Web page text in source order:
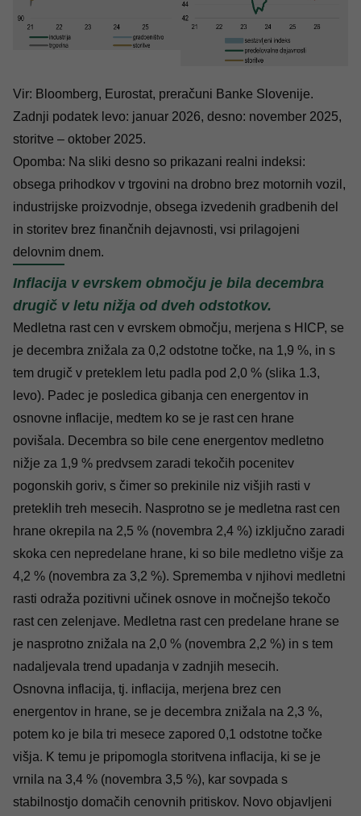
Vir: Bloomberg, Eurostat, preračuni Banke Slovenije.
Zadnji podatek levo: januar 2026, desno: november 2025,
storitve – oktober 2025.
Opomba: Na sliki desno so prikazani realni indeksi:
obsega prihodkov v trgovini na drobno brez motornih vozil,
industrijske proizvodnje, obsega izvedenih gradbenih del
in storitev brez finančnih dejavnosti, vsi prilagojeni
delovnim dnem.
Inflacija v evrskem območju je bila decembra
drugič v letu nižja od dveh odstotkov.
Medletna rast cen v evrskem območju, merjena s HICP, se
je decembra znižala za 0,2 odstotne točke, na 1,9 %, in s
tem drugič v preteklem letu padla pod 2,0 % (slika 1.3,
levo). Padec je posledica gibanja cen energentov in
osnovne inflacije, medtem ko se je rast cen hrane
povišala. Decembra so bile cene energentov medletno
nižje za 1,9 % predvsem zaradi tekočih pocenitev
pogonskih goriv, s čimer so prekinile niz višjih rasti v
preteklih treh mesecih. Nasprotno se je medletna rast cen
hrane okrepila na 2,5 % (novembra 2,4 %) izključno zaradi
skoka cen nepredelane hrane, ki so bile medletno višje za
4,2 % (novembra za 3,2 %). Sprememba v njihovi medletni
rasti odraža pozitivni učinek osnove in močnejšo tekočo
rast cen zelenjave. Medletna rast cen predelane hrane se
je nasprotno znižala na 2,0 % (novembra 2,2 %) in s tem
nadaljevala trend upadanja v zadnjih mesecih.
Osnovna inflacija, tj. inflacija, merjena brez cen
energentov in hrane, se je decembra znižala na 2,3 %,
potem ko je bila tri mesece zapored 0,1 odstotne točke
višja. K temu je pripomogla storitvena inflacija, ki se je
vrnila na 3,4 % (novembra 3,5 %), kar sovpada s
stabilnostjo domačih cenovnih pritiskov. Novo objavljeni